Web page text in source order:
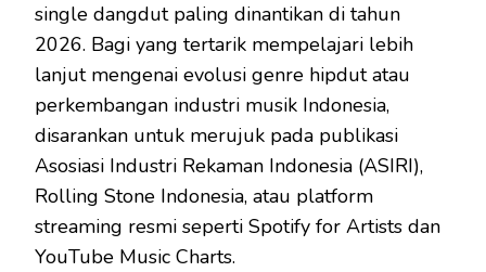
single dangdut paling dinantikan di tahun
2026. Bagi yang tertarik mempelajari lebih
lanjut mengenai evolusi genre hipdut atau
perkembangan industri musik Indonesia,
disarankan untuk merujuk pada publikasi
Asosiasi Industri Rekaman Indonesia (ASIRI),
Rolling Stone Indonesia, atau platform
streaming resmi seperti Spotify for Artists dan
YouTube Music Charts.